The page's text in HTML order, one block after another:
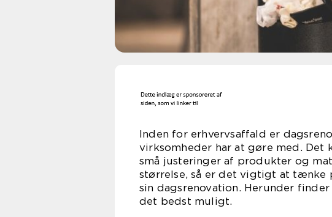
Inden for erhvervsaffald er
virksomheder har at gøre med.
små justeringer af produkter og
størrelse, så er det vigtigt at tænke
sin dagsrenovation. Herunder
det bedst muligt.